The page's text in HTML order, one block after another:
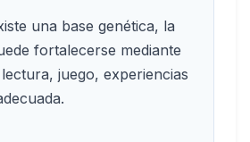
una base genética, la
fortalecerse mediante
juego, experiencias